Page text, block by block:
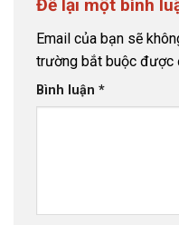
Để lại một bình
Email của bạn sẽ
trường bắt buộc được
Bình luận *